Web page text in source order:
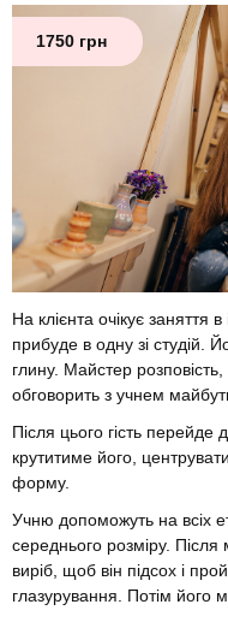
1750 грн
На клієнта очікує заняття
прибуде в одну зі студій.
глину. Майстер
обговорить з учнем
Після цього гість перейде
крутитиме його,
форму.
Учню допоможуть на всіх
середнього розміру. Після
виріб, щоб він підсох і
глазурування. Потім його